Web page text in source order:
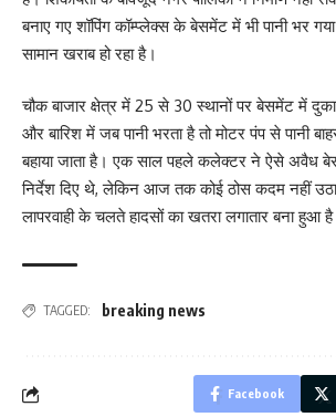
बनाए गए शॉपिंग कॉम्प्लेक्स के बेसमेंट में भी पानी भर
सामान खराब हो रहा है।
चौक बाजार क्षेत्र में 25 से 30 स्थानों पर बेसमेंट में
और बारिश में जब पानी भरता है तो मोटर पंप से पानी
बहाया जाता है। एक साल पहले कलेक्टर ने ऐसे अवैध
निर्देश दिए थे, लेकिन आज तक कोई ठोस कदम नहीं
लापरवाही के चलते हादसों का खतरा लगातार बना हुआ
TAGGED: breaking news
Facebook